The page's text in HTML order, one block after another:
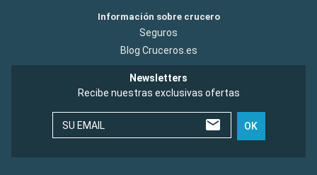
Información sobre crucero
Seguros
Blog Cruceros.es
Newsletters
Recibe nuestras exclusivas ofertas
SU EMAIL OK